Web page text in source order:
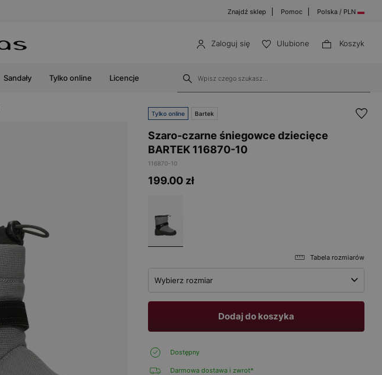
Znajdź sklep Pomoc Polska / PLN
Zaloguj się Ulubione Koszyk
Sandały Tylko online Licencje
Tylko online Bartek
Szaro-czarne śniegowce dziecięce
BARTEK 116870-10
116870-10
199.00 zł
Tabela rozmiarów
Wybierz rozmiar
Dodaj do koszyka
Dostępny
Darmowa dostawa i zwrot*